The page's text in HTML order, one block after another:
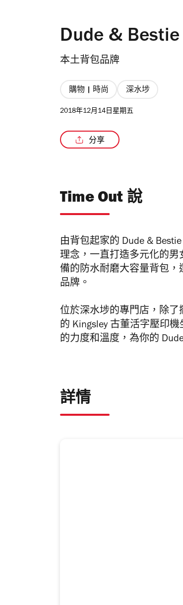
Dude & Bestie
本土背包品牌
購物 | 時尚 深水埗
2018年12月14日星期五
分享
Time Out 說
由背包起家的 Dude & Bestie
理念，一直打造多元化的
備的防水耐磨大容量背包
品牌。
位於深水埗的專門店，除
的 Kingsley 古董活字壓印
的力度和溫度，為你的
詳情